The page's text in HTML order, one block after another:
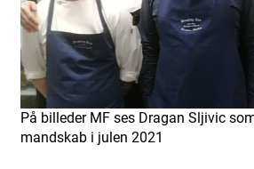
På billeder MF ses Dragan Sljivic
mandskab i julen 2021